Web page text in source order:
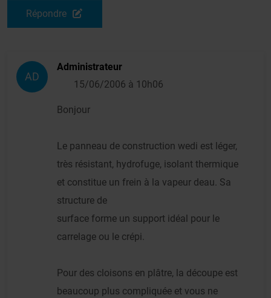
Répondre
AD
Administrateur
15/06/2006 à 10h06
Bonjour
Le panneau de construction wedi est léger,
très résistant, hydrofuge, isolant thermique
et constitue un frein à la vapeur deau. Sa
structure de
surface forme un support idéal pour le
carrelage ou le crépi.
Pour des cloisons en plâtre, la découpe est
beaucoup plus compliquée et vous ne